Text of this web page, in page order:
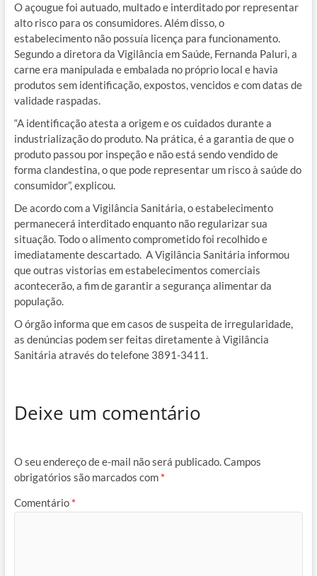
O açougue foi autuado, multado e interditado por representar
alto risco para os consumidores. Além disso, o
estabelecimento não possuía licença para funcionamento.
Segundo a diretora da Vigilância em Saúde, Fernanda Paluri, a
carne era manipulada e embalada no próprio local e havia
produtos sem identificação, expostos, vencidos e com datas de
validade raspadas.
“A identificação atesta a origem e os cuidados durante a
industrialização do produto. Na prática, é a garantia de que o
produto passou por inspeção e não está sendo vendido de
forma clandestina, o que pode representar um risco à saúde do
consumidor”, explicou.
De acordo com a Vigilância Sanitária, o estabelecimento
permanecerá interditado enquanto não regularizar sua
situação. Todo o alimento comprometido foi recolhido e
imediatamente descartado. A Vigilância Sanitária informou
que outras vistorias em estabelecimentos comerciais
acontecerão, a fim de garantir a segurança alimentar da
população.
O órgão informa que em casos de suspeita de irregularidade,
as denúncias podem ser feitas diretamente à Vigilância
Sanitária através do telefone 3891-3411.
Deixe um comentário
O seu endereço de e-mail não será publicado.Campos
obrigatórios são marcados com *
Comentário *